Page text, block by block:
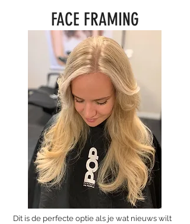
FACE FRAMING
Dit is de perfecte optie als je wat nieuws wilt